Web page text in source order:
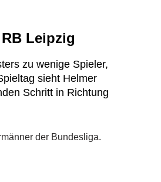
Leipzig
zu wenige Spieler,
sieht Helmer
Schritt in Richtung